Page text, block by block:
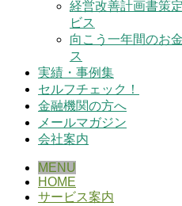
経営改善計画書策
ビス
向こう一年間のお
ス
実績・事例集
セルフチェック！
金融機関の方へ
メールマガジン
会社案内
MENU
HOME
サービス案内